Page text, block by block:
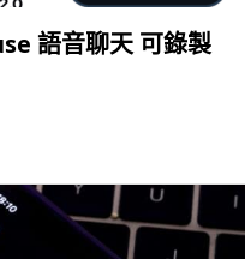
語音聊天 可錄製